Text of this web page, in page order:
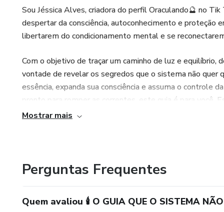
🔺 Sente que não pertence a
🔺 Busca liberdade espiritual,
🔺 Está pronto(a) para
Esse guia acende a sua luz.
como sair da roda do
Sou Jéssica Alves, criadora do perfil Oraculando🔮 no
despertar da consciência, autoconhecimento e proteção
libertarem do condicionamento mental e se
Com o objetivo de traçar um caminho de luz e equilíbrio,
vontade de revelar os segredos que o sistema não quer
essência, expanda sua consciência e assuma o controle
pronto para romper as correntes, este guia é para você.
ajudando você a alcançar seus objetivos e a se tornar
Mostrar mais
Perguntas Frequentes
Quem avaliou 🕯️ O GUIA QUE O SISTEMA